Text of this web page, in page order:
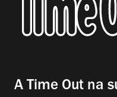
A Time Out na